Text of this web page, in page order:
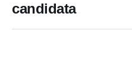
candidata